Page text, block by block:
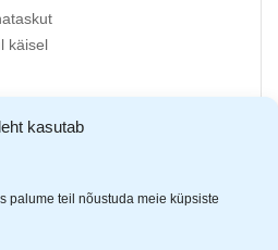
kasutab
palume teil nõustuda meie küpsiste
käisel
materjalist